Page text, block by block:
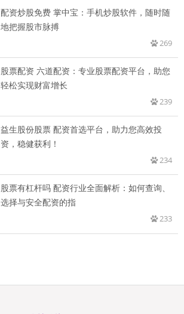
配资炒股免费 掌中宝：手机炒股软件，随时随
地把握股市脉搏
269
股票配资 六道配资：专业股票配资平台，助您
轻松实现财富增长
239
益生股份股票 配资首选平台，助力您高效投
资，稳健获利！
234
股票有杠杆吗 配资行业全面解析：如何查询、
选择与安全配资的指
233